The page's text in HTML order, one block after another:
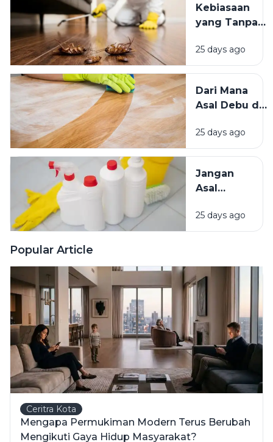
Mana yang
Lebih
Kebiasaan
yang Tanpa
Mengundang
Kecoak,
Hama
Lainnya Ke
25 days ago
Dari Mana
Asal Debu di
Kenali
Penyebab
Mengatasinya
25 days ago
Jangan
Asal
Bahan
Pembersih
25 days ago
Popular Article
Ceritra Kota
Mengapa Permukiman Modern Terus Berubah
Mengikuti Gaya Hidup Masyarakat?